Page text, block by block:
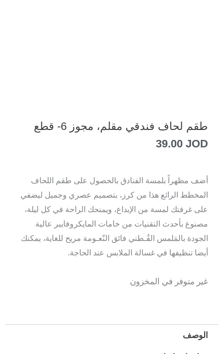
طقم لحاف فندقي مقلم، مجوز 6- قطع
39.00 JOD
أضف مظهراً بلمسة الفنادق بالحصول على طقم اللحاف
المخطط الرائع هذا من كرز، بتصميم عصري وجميل ليضفي
على غرفتك لمسة من الإبداع، ويمنحك الراحة في كل ليلة،
مصنوع بأحدث التقنيات من خامات المايكروفايبر عالية
الجودة بالمَلمس القُـطني فائق النّعـومة مريح للغاية، يمكنك
أيضا تنظيفها في غسالة الملابس عند الحاجة.
غير متوفر في المخزون
الوصف